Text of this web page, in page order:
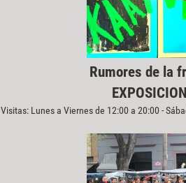
Rumores de la
Visitas: Lunes a Viernes de 12:00 a 20:00 -